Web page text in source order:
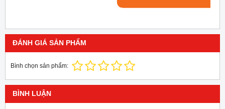
ĐÁNH GIÁ SẢN PHẨM
Bình chọn sản phẩm:
BÌNH LUẬN